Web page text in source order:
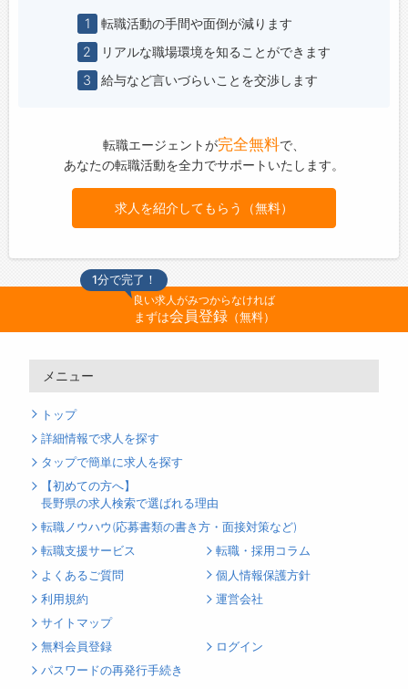
1
転職活動の手間や面倒が減ります
2
リアルな職場環境を知ることができます
3
給与など言いづらいことを交渉します
転職エージェントが完全無料で、
あなたの転職活動を全力でサポートいたします。
求人を紹介してもらう（無料）
1分で完了！
良い求人がみつからなければ
まずは会員登録（無料）
メニュー
トップ
詳細情報で求人を探す
タップで簡単に求人を探す
【初めての方へ】
長野県の求人検索で選ばれる理由
転職ノウハウ(応募書類の書き方・面接対策など)
転職支援サービス
転職・採用コラム
よくあるご質問
個人情報保護方針
利用規約
運営会社
サイトマップ
無料会員登録
ログイン
パスワードの再発行手続き